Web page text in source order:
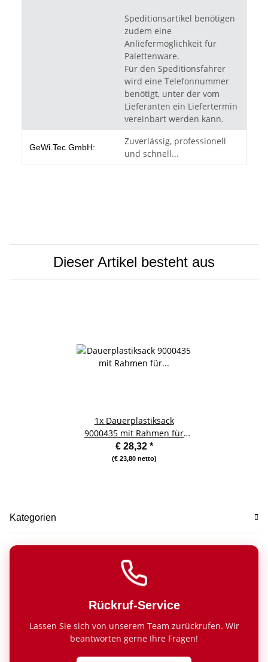
Speditionsartikel benötigen
zudem eine
Anliefermöglichkeit für
Palettenware.
Für den Speditionsfahrer
wird eine Telefonnummer
benötigt, unter der vom
Lieferanten ein Liefertermin
vereinbart werden kann.
GeWi.Tec GmbH:
Zuverlässig, professionell
und schnell...
Dieser Artikel besteht aus
1x Dauerplastiksack
9000435 mit Rahmen für
Aktenvernichter IDEAL 2360
€ 28,32 *
(€ 23,80 netto)
Kategorien
Rückruf-Service
Lassen Sie sich von unserem Team zurückrufen. Wir
beantworten gerne Ihre Fragen!